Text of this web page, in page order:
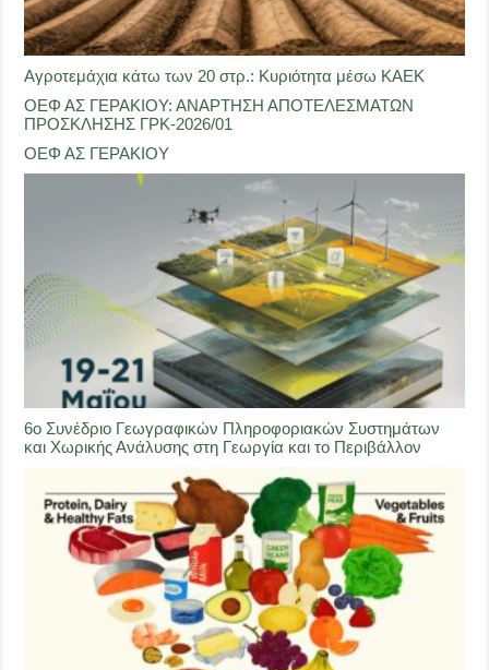
Αγροτεμάχια κάτω των 20 στρ.: Κυριότητα μέσω ΚΑΕΚ
ΟΕΦ ΑΣ ΓΕΡΑΚΙΟΥ: ΑΝΑΡΤΗΣΗ ΑΠΟΤΕΛΕΣΜΑΤΩΝ
ΠΡΟΣΚΛΗΣΗΣ ΓΡΚ-2026/01
ΟΕΦ ΑΣ ΓΕΡΑΚΙΟΥ
6ο Συνέδριο Γεωγραφικών Πληροφοριακών Συστημάτων
και Χωρικής Ανάλυσης στη Γεωργία και το Περιβάλλον